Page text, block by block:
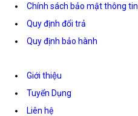
Chính sách bảo mật thông tin
Quy định đổi trả
Quy định bảo hành
Giới thiệu
Tuyển Dụng
Liên hệ